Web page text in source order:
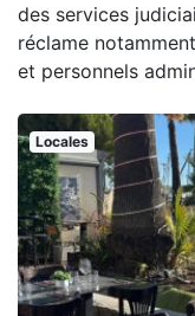
des services
réclame
et personnels
Locales